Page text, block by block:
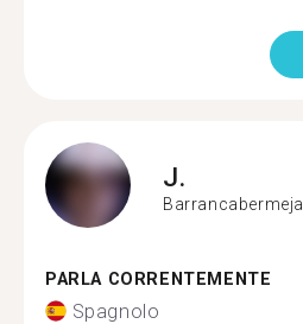
J.
Barrancabermeja
PARLA CORRENTEMENTE
Spagnolo